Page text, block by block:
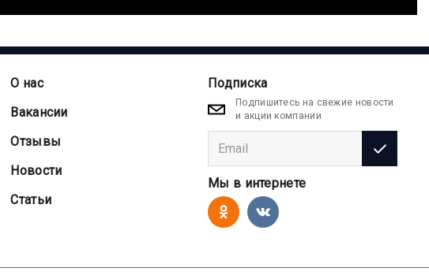
Подписка
Подпишитесь на свежие новости
и акции компании
Мы в интернете
О нас
Вакансии
Отзывы
Новости
Статьи